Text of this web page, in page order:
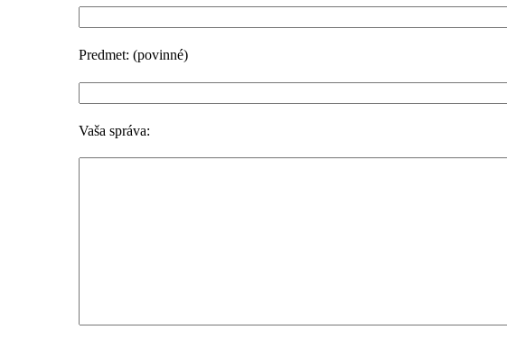
Predmet: (povinné)
Vaša správa: